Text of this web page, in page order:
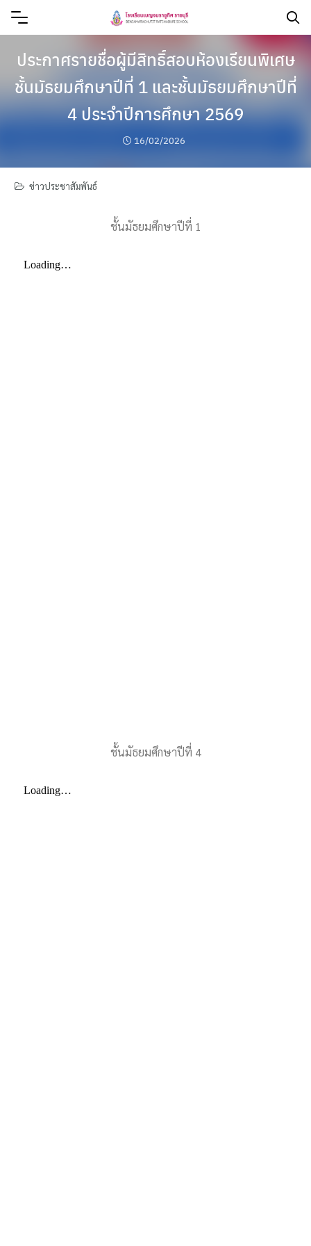
ประกาศรายชื่อผู้มีสิทธิ์สอบห้องเรียนพิเศษ
ชั้นมัธยมศึกษาปีที่ 1 และชั้นมัธยมศึกษาปีที่
4 ประจำปีการศึกษา 2569
16/02/2026
ข่าวประชาสัมพันธ์
ชั้นมัธยมศึกษาปีที่ 1
ชั้นมัธยมศึกษาปีที่ 4